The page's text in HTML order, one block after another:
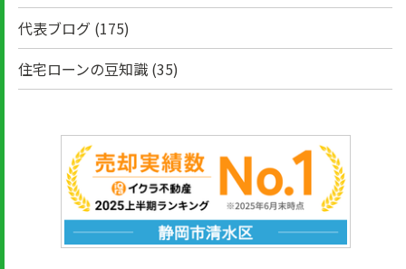
代表ブログ (175)
住宅ローンの豆知識 (35)